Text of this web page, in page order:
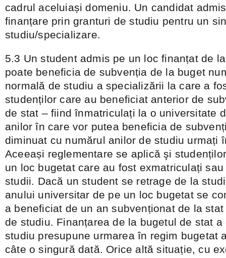
cadrul aceluiași domeniu. Un candidat
finanțare prin granturi de studiu pentru un
studiu/specializare.
5.3 Un student admis pe un loc finanțat de
poate beneficia de subvenția de la buget
normală de studiu a specializării la care a
studenților care au beneficiat anterior de
de stat – fiind înmatriculați la o universitate
anilor în care vor putea beneficia de
diminuat cu numărul anilor de studiu urmați
Aceeași reglementare se aplică şi
un loc bugetat care au fost exmatriculați
studii. Dacă un student se retrage de la
anului universitar de pe un loc bugetat se
a beneficiat de un an subvenționat de la
de studiu. Finanțarea de la bugetul de stat
studiu presupune urmarea în regim bugetat
câte o singură dată. Orice altă situație, cu